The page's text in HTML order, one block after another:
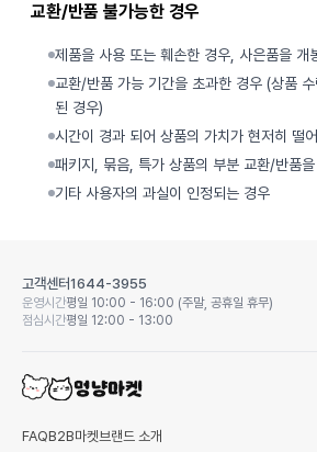
교환/반품 불가능한 경우
제품을 사용 또는 훼손한 경우, 사은품을 개
교환/반품 가능 기간을 초과한 경우 (상품
된 경우)
시간이 경과 되어 상품의 가치가 현저히 떨
패키지, 묶음, 특가 상품의 부분 교환/반품
기타 사용자의 과실이 인정되는 경우
고객센터1644-3955
운영시간평일 10:00 - 16:00 (주말, 공휴일 휴무)
점심시간평일 12:00 - 13:00
FAQB2B마켓 브랜드 소개